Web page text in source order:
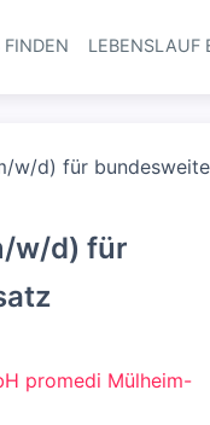
FINDEN LEBENSLAUF
w/d) für
w/d) für
promedi Mülheim-